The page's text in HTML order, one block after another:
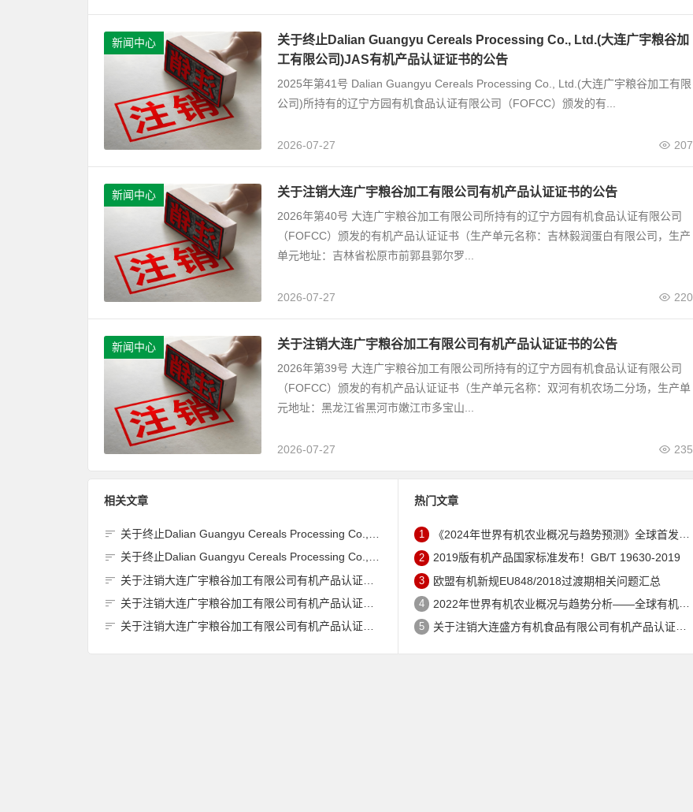
新闻中心
关于终止Dalian Guangyu Cereals Processing Co., Ltd.(大连广宇粮谷加
工有限公司)JAS有机产品认证证书的公告
2025年第41号 Dalian Guangyu Cereals Processing Co., Ltd.(大连广宇粮谷加工有限
公司)所持有的辽宁方园有机食品认证有限公司（FOFCC）颁发的有...
2026-07-27 207
新闻中心 关于注销大连广宇粮谷加工有限公司有机产品认证证书的公告
2026年第40号 大连广宇粮谷加工有限公司所持有的辽宁方园有机食品认证有限公司
（FOFCC）颁发的有机产品认证证书（生产单元名称：吉林毅润蛋白有限公司，生产
单元地址：吉林省松原市前郭县郭尔罗...
2026-07-27 220
新闻中心 关于注销大连广宇粮谷加工有限公司有机产品认证证书的公告
2026年第39号 大连广宇粮谷加工有限公司所持有的辽宁方园有机食品认证有限公司
（FOFCC）颁发的有机产品认证证书（生产单元名称：双河有机农场二分场，生产单
元地址：黑龙江省黑河市嫩江市多宝山...
2026-07-27 235
相关文章
关于终止Dalian Guangyu Cereals Processing Co., Ltd.(大连广宇粮谷加工有限公司)JAS有机产品认证证书的公告
关于终止Dalian Guangyu Cereals Processing Co., Ltd.(大连广宇粮谷加工有限公司)JAS有机产品认证证书的公告
关于注销大连广宇粮谷加工有限公司有机产品认证证书的公告
关于注销大连广宇粮谷加工有限公司有机产品认证证书的公告
关于注销大连广宇粮谷加工有限公司有机产品认证证书的公告
热门文章
1 《2024年世界有机农业概况与趋势预测》全球首发 – 中国有机市场规模跻身世界第三
2 2019版有机产品国家标准发布！GB/T 19630-2019
3 欧盟有机新规EU848/2018过渡期相关问题汇总
4 2022年世界有机农业概况与趋势分析——全球有机农地现状与有机食品（含饮料）市场
5 关于注销大连盛方有机食品有限公司有机产品认证证书的公告